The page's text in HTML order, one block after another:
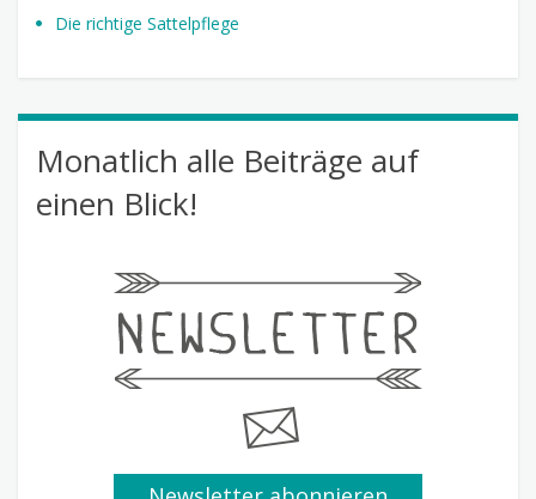
Die richtige Sattelpflege
Monatlich alle Beiträge auf
einen Blick!